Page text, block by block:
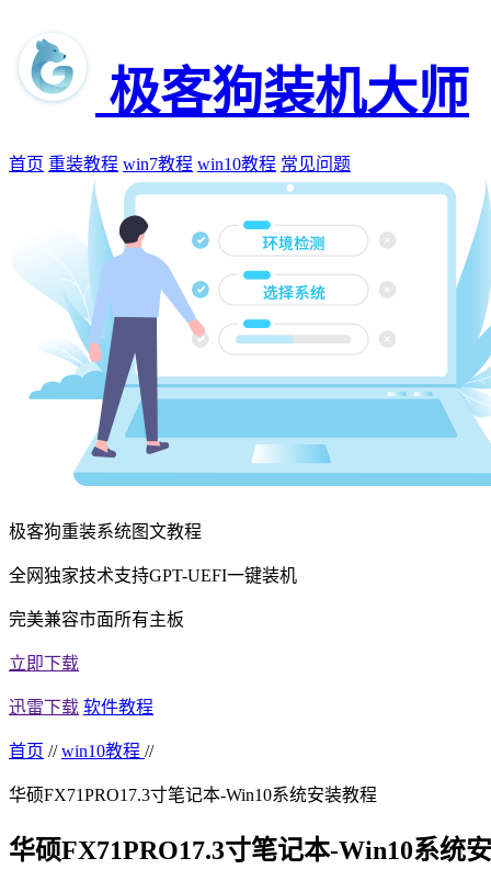
极客狗装机大师
首页 重装教程 win7教程 win10教程 常见问题
极客狗重装系统图文教程
全网独家技术支持GPT-UEFI一键装机
完美兼容市面所有主板
立即下载
迅雷下载 软件教程
首页 // win10教程 //
华硕FX71PRO17.3寸笔记本-Win10系统安装教程
华硕FX71PRO17.3寸笔记本-Win10系统